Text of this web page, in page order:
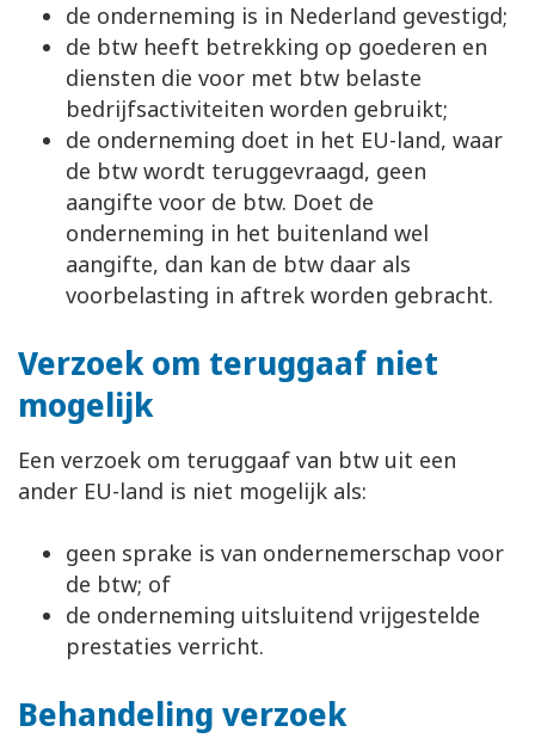
de onderneming is in Nederland gevestigd;
de btw heeft betrekking op goederen en
diensten die voor met btw belaste
bedrijfsactiviteiten worden gebruikt;
de onderneming doet in het EU-land, waar
de btw wordt teruggevraagd, geen
aangifte voor de btw. Doet de
onderneming in het buitenland wel
aangifte, dan kan de btw daar als
voorbelasting in aftrek worden gebracht.
Verzoek om teruggaaf niet
mogelijk
Een verzoek om teruggaaf van btw uit een
ander EU-land is niet mogelijk als:
geen sprake is van ondernemerschap voor
de btw; of
de onderneming uitsluitend vrijgestelde
prestaties verricht.
Behandeling verzoek